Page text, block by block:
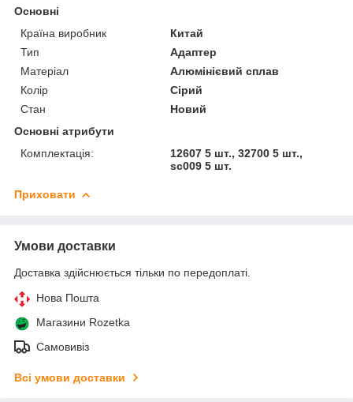
Основні
Країна виробник
Китай
Тип
Адаптер
Матеріал
Алюмінієвий сплав
Колір
Сірий
Стан
Новий
Основні атрибути
Комплектація:
12607 5 шт., 32700 5 шт.,
sc009 5 шт.
Приховати
Умови доставки
Доставка здійснюється тільки по передоплаті.
Нова Пошта
Магазини Rozetka
Самовивіз
Всі умови доставки